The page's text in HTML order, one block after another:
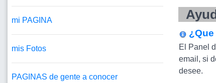
mi PAGINA
mis Fotos
PAGINAS de gente a conocer
El Panel
email, si
desee.